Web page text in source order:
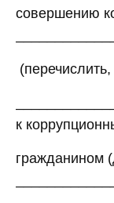
совершению
к
гражданином